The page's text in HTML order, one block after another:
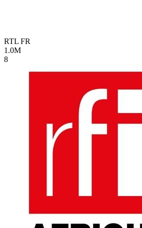
RTL FR
1.0M
8